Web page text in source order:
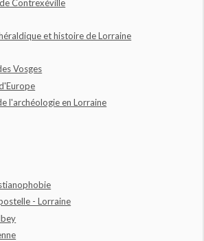
Contrexéville
et histoire de Lorraine
Vosges
l'archéologie en Lorraine
- Lorraine